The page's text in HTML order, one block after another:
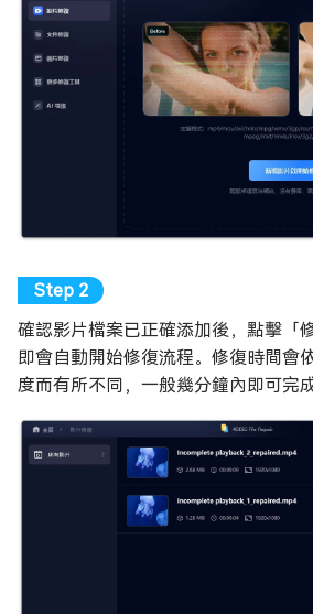
確認影片檔案已正確添加後，點擊「
即會自動開始修復流程。修復時間會
度而有所不同，一般幾分鐘內即可完成